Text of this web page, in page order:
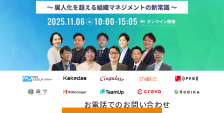
育成体系構築
シェイクの強み
カスタマイズ研修
サービス紹介動画
企業情報
代表メッセージ
メンバーのご紹介
健康経営の取り組み
プライバシーポリシー
資料ダウンロード
お問い合わせ
お電話でのお問い合わせ